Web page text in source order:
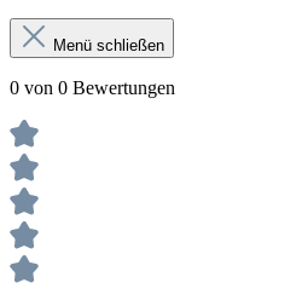
Menü schließen
0 von 0 Bewertungen